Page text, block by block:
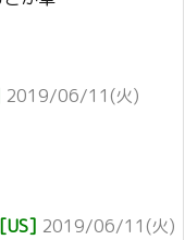
2019/06/11(火)
2019/06/11(火)